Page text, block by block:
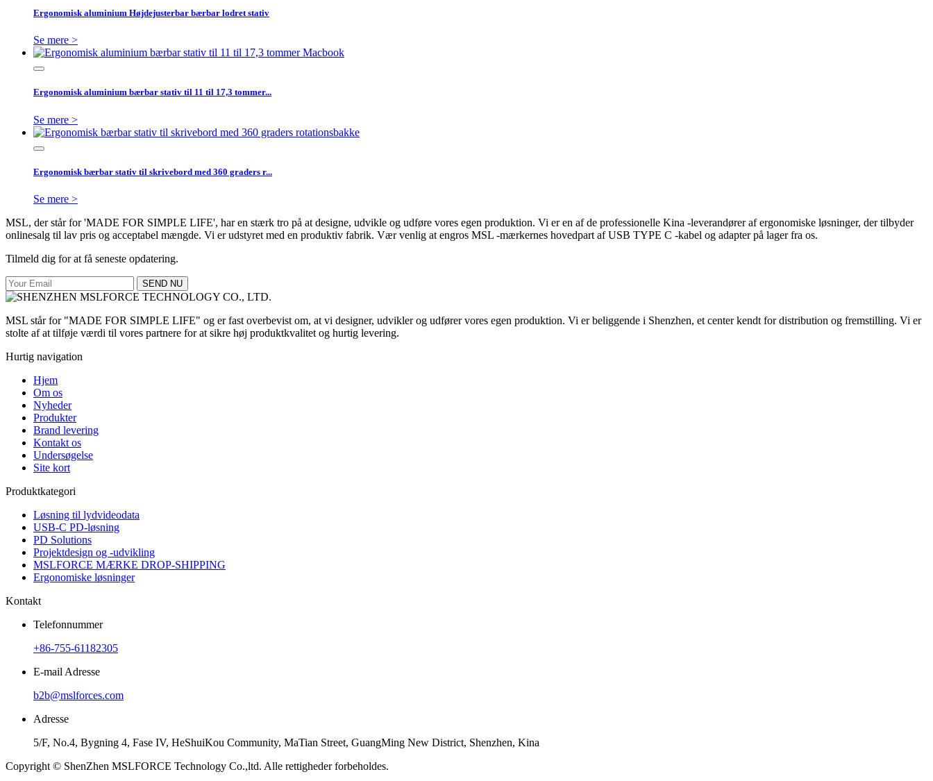
Ergonomisk aluminium Højdejusterbar bærbar lodret stativ
Se mere >
Ergonomisk aluminium bærbar stativ til 11 til 17,3 tommer...
Se mere >
Ergonomisk bærbar stativ til skrivebord med 360 graders r...
Se mere >
MSL, der står for 'MADE FOR SIMPLE LIFE', har en stærk tro på at designe, udvikle og udføre vores egen produktion. Vi er en af ​​de professionelle Kina -leverandører af ergonomiske løsninger, der tilbyder
onlinesalg til lav pris og acceptabel mængde. Vi er udstyret med en produktiv fabrik. Vær venlig at engros MSL -mærkernes hovedpart af USB TYPE C -kabel og adapter på lager fra os.
Tilmeld dig for at få seneste opdatering.
SEND NU
MSL står for "MADE FOR SIMPLE LIFE" og er fast overbevist om, at vi designer, udvikler og udfører vores egen produktion. Vi er beliggende i Shenzhen, et center kendt for distribution og fremstilling. Vi er
stolte af at tilføje værdi til vores partnere for at sikre høj produktkvalitet og hurtig levering.
Hurtig navigation
Hjem
Om os
Nyheder
Produkter
Brand levering
Kontakt os
Undersøgelse
Site kort
Produktkategori
Løsning til lydvideodata
USB-C PD-løsning
PD Solutions
Projektdesign og -udvikling
MSLFORCE MÆRKE DROP-SHIPPING
Ergonomiske løsninger
Kontakt
Telefonnummer
+86-755-61182305
E-mail Adresse
b2b@mslforces.com
Adresse
5/F, No.4, Bygning 4, Fase IV, HeShuiKou Community, MaTian Street, GuangMing New District, Shenzhen, Kina
Copyright © ShenZhen MSLFORCE Technology Co.,ltd. Alle rettigheder forbeholdes.